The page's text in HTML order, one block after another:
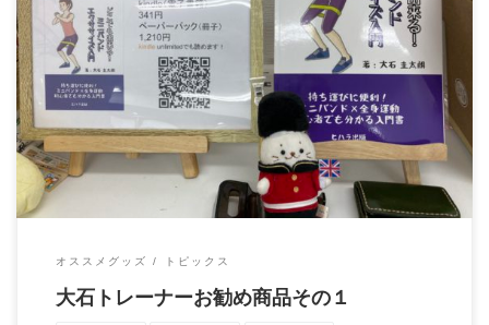
大石トレーナーお勧めの商品を紹介します！ １．どこでもでき
る！: ミニバンドエクササイズ […]
オススメグッズ トピックス
大石トレーナーお勧め商品その１